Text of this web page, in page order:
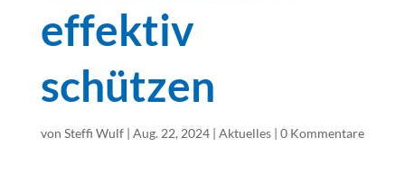
effektiv
schützen
von Steffi Wulf| Aug. 22, 2024| Aktuelles| 0 Kommentare